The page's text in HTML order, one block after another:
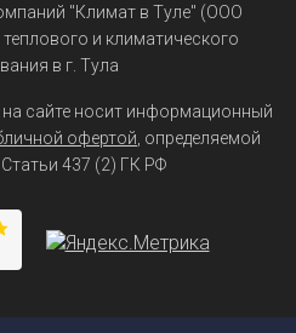
"Климат в Туле" (ООО
и климатического
в г. Тула
сайте носит информационный
офертой , определяемой
437 (2) ГК РФ